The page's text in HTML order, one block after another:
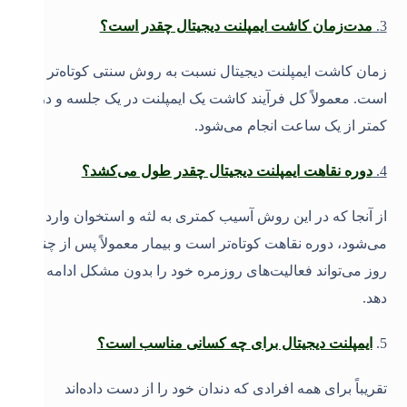
3
. مدت‌زمان کاشت ایمپلنت دیجیتال چقدر است؟
زمان کاشت ایمپلنت دیجیتال نسبت به روش سنتی کوتاه‌تر
است. معمولاً کل فرآیند کاشت یک ایمپلنت در یک جلسه و در
کمتر از یک ساعت انجام می‌شود.
4
.دوره نقاهت ایمپلنت دیجیتال چقدر طول می‌کشد؟
از آنجا که در این روش آسیب کمتری به لثه و استخوان وارد
می‌شود، دوره نقاهت کوتاه‌تر است و بیمار معمولاً پس از چند
روز می‌تواند فعالیت‌های روزمره خود را بدون مشکل ادامه
دهد.
5
. ایمپلنت دیجیتال برای چه کسانی مناسب است؟
تقریباً برای همه افرادی که دندان خود را از دست داده‌اند